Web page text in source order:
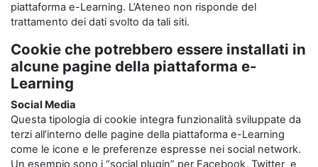
piattaforma e-Learning. L’Ateneo non risponde del
trattamento dei dati svolto da tali siti.
Cookie che potrebbero essere installati in
alcune pagine della piattaforma e-
Learning
Social Media
Questa tipologia di cookie integra funzionalità sviluppate da
terzi all’interno delle pagine della piattaforma e-Learning
come le icone e le preferenze espresse nei social network.
Un esempio sono i “social plugin” per Facebook, Twitter e